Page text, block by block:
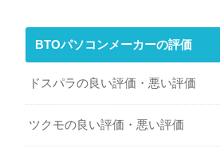
BTOパソコンメーカーの評価
ドスパラの良い評価・悪い評価
ツクモの良い評価・悪い評価